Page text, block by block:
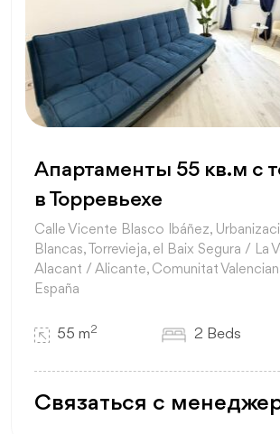
Апартаменты 55 кв.м с
в Торревьехе
Calle Vicente Blasco Ibáñez,
Blancas, Torrevieja, el Baix Segura / La
Alacant / Alicante, Comunitat
España
55 m2 2 Beds
Связаться с